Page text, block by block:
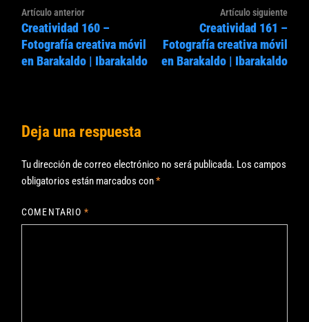
Navegación
de
entradas
Artículo anteriorArtículo
anterior:
Creatividad 160 –
Fotografía creativa móvil
en Barakaldo | Ibarakaldo
Artículo siguiente
Creatividad 161 –
Fotografía creativa móvil
en Barakaldo | Ibarakaldo
Deja una respuesta
Tu dirección de correo electrónico no será publicada. Los campos
obligatorios están marcados con*
COMENTARIO*